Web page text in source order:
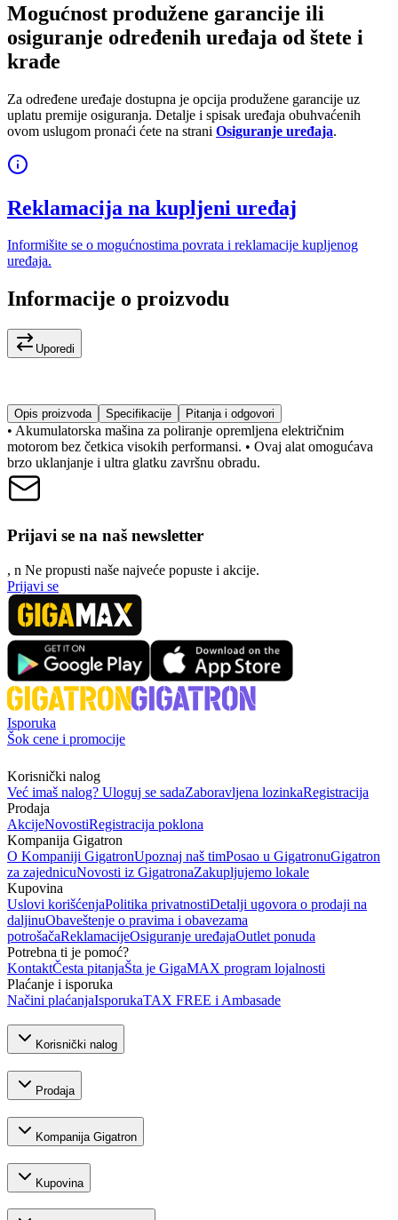
Mogućnost produžene garancije ili
osiguranje određenih uređaja od štete i
krađe
Za određene uređaje dostupna je opcija produžene garancije uz
uplatu premije osiguranja. Detalje i spisak uređaja obuhvaćenih
ovom uslugom pronaći ćete na strani Osiguranje uređaja.
Reklamacija na kupljeni uređaj
Informišite se o mogućnostima povrata i reklamacije kupljenog
uređaja.
Informacije o proizvodu
Uporedi
Opis proizvoda Specifikacije Pitanja i odgovori
• Akumulatorska mašina za poliranje opremljena električnim
motorom bez četkica visokih performansi. • Ovaj alat omogućava
brzo uklanjanje i ultra glatku završnu obradu.
Prijavi se na naš newsletter
, n Ne propusti naše najveće popuste i akcije.
Prijavi se
Isporuka
Šok cene i promocije
Korisnički nalog
Već imaš nalog? Uloguj se sadaZaboravljena lozinkaRegistracija
Prodaja
AkcijeNovostiRegistracija poklona
Kompanija Gigatron
O Kompaniji GigatronUpoznaj naš timPosao u GigatronuGigatron
za zajednicuNovosti iz GigatronaZakupljujemo lokale
Kupovina
Uslovi korišćenjaPolitika privatnostiDetalji ugovora o prodaji na
daljinuObaveštenje o pravima i obavezama
potrošačaReklamacijeOsiguranje uređajaOutlet ponuda
Potrebna ti je pomoć?
KontaktČesta pitanjaŠta je GigaMAX program lojalnosti
Plaćanje i isporuka
Načini plaćanjaIsporukaTAX FREE i Ambasade
Korisnički nalog
Prodaja
Kompanija Gigatron
Kupovina